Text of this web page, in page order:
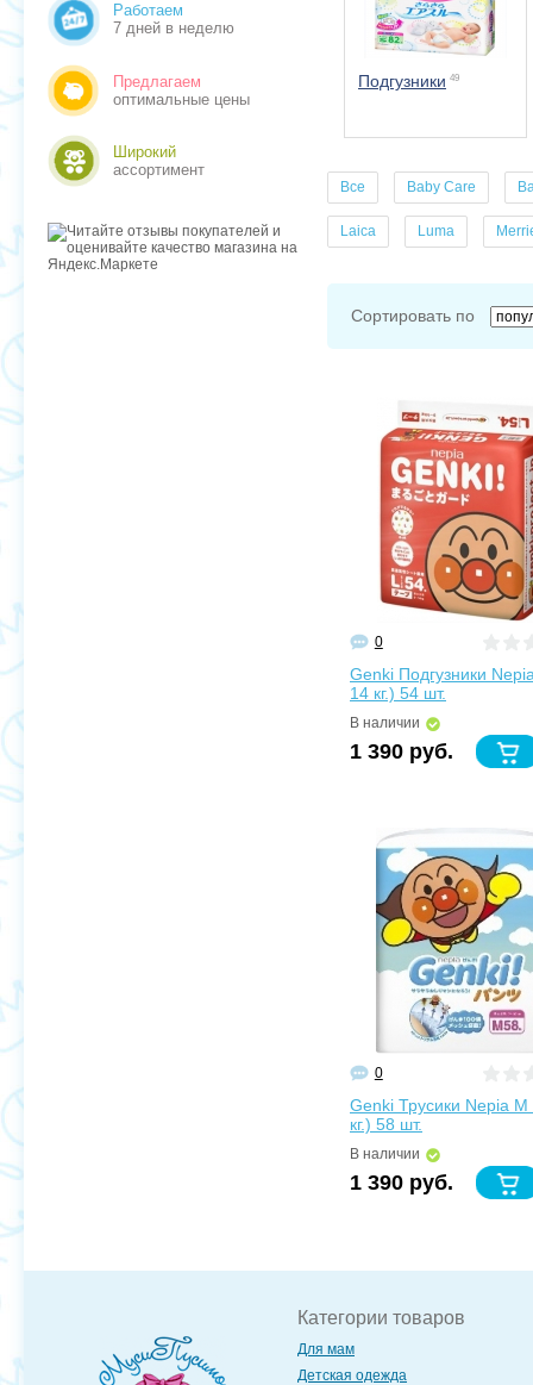
Работаем
7 дней в неделю
Предлагаем
оптимальные цены
Широкий
ассортимент
Подгузники 49
Все Baby Care
Laica Luma
Сортировать по
0
Genki Подгузники
14 кг.) 54 шт.
В наличии
1 390 руб.
0
Genki Трусики Nepia
кг.) 58 шт.
В наличии
1 390 руб.
Категории товаров
Для мам
Детская одежда